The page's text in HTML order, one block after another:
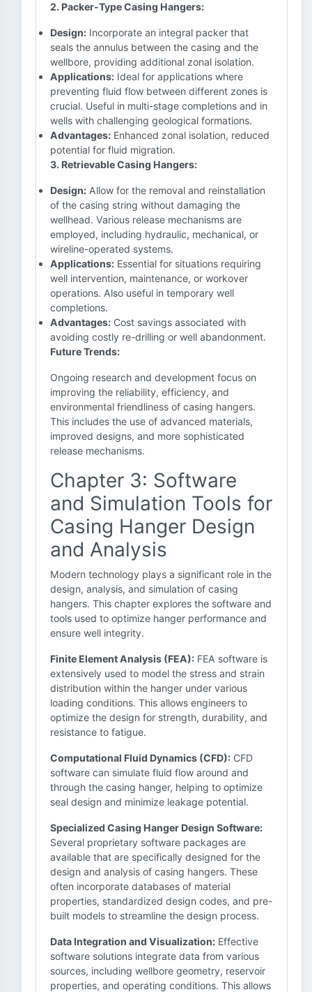
2. Packer-Type Casing Hangers:
Design: Incorporate an integral packer that
seals the annulus between the casing and the
wellbore, providing additional zonal isolation.
Applications: Ideal for applications where
preventing fluid flow between different zones is
crucial. Useful in multi-stage completions and in
wells with challenging geological formations.
Advantages: Enhanced zonal isolation, reduced
potential for fluid migration.
3. Retrievable Casing Hangers:
Design: Allow for the removal and reinstallation
of the casing string without damaging the
wellhead. Various release mechanisms are
employed, including hydraulic, mechanical, or
wireline-operated systems.
Applications: Essential for situations requiring
well intervention, maintenance, or workover
operations. Also useful in temporary well
completions.
Advantages: Cost savings associated with
avoiding costly re-drilling or well abandonment.
Future Trends:
Ongoing research and development focus on
improving the reliability, efficiency, and
environmental friendliness of casing hangers.
This includes the use of advanced materials,
improved designs, and more sophisticated
release mechanisms.
Chapter 3: Software
and Simulation Tools for
Casing Hanger Design
and Analysis
Modern technology plays a significant role in the
design, analysis, and simulation of casing
hangers. This chapter explores the software and
tools used to optimize hanger performance and
ensure well integrity.
Finite Element Analysis (FEA): FEA software is
extensively used to model the stress and strain
distribution within the hanger under various
loading conditions. This allows engineers to
optimize the design for strength, durability, and
resistance to fatigue.
Computational Fluid Dynamics (CFD): CFD
software can simulate fluid flow around and
through the casing hanger, helping to optimize
seal design and minimize leakage potential.
Specialized Casing Hanger Design Software:
Several proprietary software packages are
available that are specifically designed for the
design and analysis of casing hangers. These
often incorporate databases of material
properties, standardized design codes, and pre-
built models to streamline the design process.
Data Integration and Visualization: Effective
software solutions integrate data from various
sources, including wellbore geometry, reservoir
properties, and operating conditions. This allows